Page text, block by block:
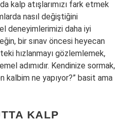
kalp atışlarımızı fark etmek
nasıl değiştiğini
deneyimlerimizi daha iyi
bir sınav öncesi heyecan
hızlanmayı gözlemlemek,
adımıdır. Kendinize sormak,
kalbim ne yapıyor?” basit ama
KALP